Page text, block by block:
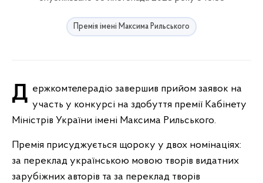
Премія імені Максима Рильського
Держкомтелерадіо завершив прийом заявок на участь у конкурсі на здобуття премії Кабінету
Міністрів України імені Максима Рильського.
Премія присуджується щороку у двох номінаціях:
за переклад українською мовою творів видатних
зарубіжних авторів та за переклад творів